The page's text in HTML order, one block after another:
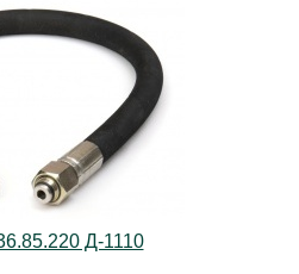
Д-1110